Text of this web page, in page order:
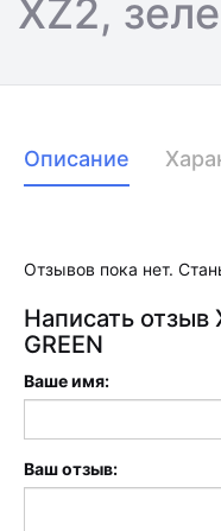
XZ2,
Описание
Отзывов пока нет.
Написать отзыв
GREEN
Ваше имя:
Ваш отзыв: